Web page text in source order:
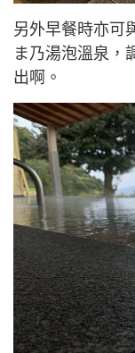
另外早餐時亦可
ま乃湯泡溫泉，
出啊。